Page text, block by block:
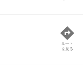
ルート
を見る